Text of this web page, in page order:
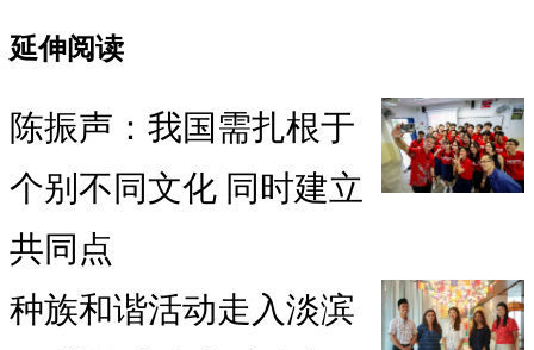
延伸阅读
陈振声：我国需扎根于
个别不同文化 同时建立
共同点
种族和谐活动走入淡滨